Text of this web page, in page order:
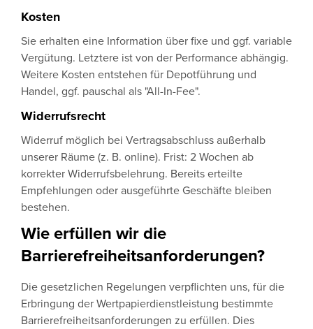
Kosten
Sie erhalten eine Information über fixe und ggf. variable
Vergütung. Letztere ist von der Performance abhängig.
Weitere Kosten entstehen für Depotführung und
Handel, ggf. pauschal als "All-In-Fee".
Widerrufsrecht
Widerruf möglich bei Vertragsabschluss außerhalb
unserer Räume (z. B. online). Frist: 2 Wochen ab
korrekter Widerrufsbelehrung. Bereits erteilte
Empfehlungen oder ausgeführte Geschäfte bleiben
bestehen.
Wie erfüllen wir die
Barrierefreiheitsanforderungen?
Die gesetzlichen Regelungen verpflichten uns, für die
Erbringung der Wertpapierdienstleistung bestimmte
Barrierefreiheitsanforderungen zu erfüllen. Dies